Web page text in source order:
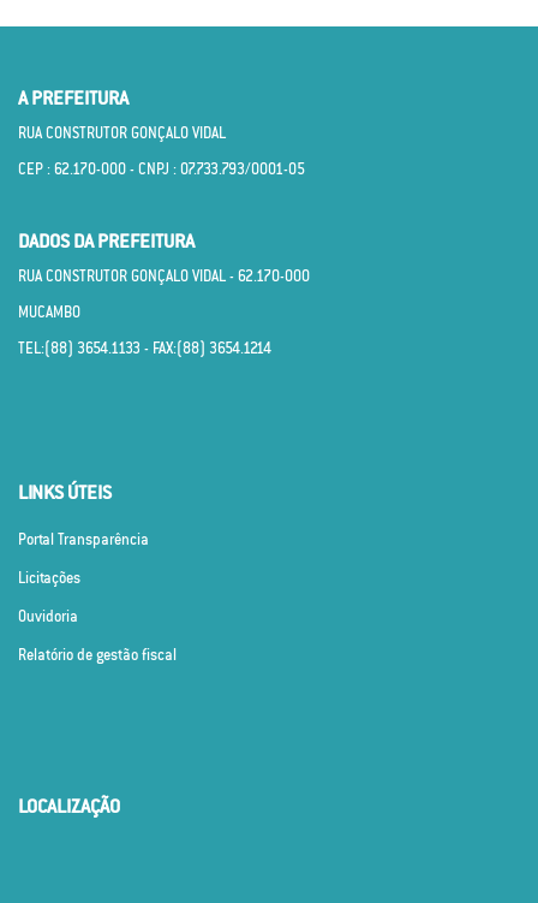
A PREFEITURA
RUA CONSTRUTOR GONÇALO VIDAL
CEP : 62.170­-000 - CNPJ : 07.733.793/0001­-05
DADOS DA PREFEITURA
RUA CONSTRUTOR GONÇALO VIDAL - 62.170­-000
MUCAMBO
TEL:(88) 3654.1133 - FAX:(88) 3654.1214
LINKS ÚTEIS
Portal Transparência
Licitações
Ouvidoria
Relatório de gestão fiscal
LOCALIZAÇÃO